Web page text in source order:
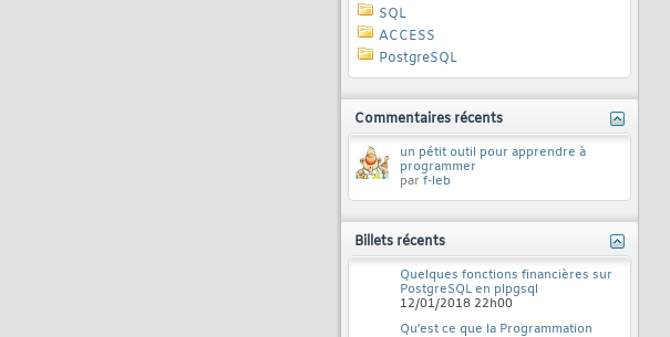
SQL
ACCESS
PostgreSQL
Commentaires récents
un pétit outil pour apprendre à
programmer
par f-leb
Billets récents
Quelques fonctions financières sur
PostgreSQL en plpgsql
12/01/2018 22h00
Qu'est ce que la Programmation